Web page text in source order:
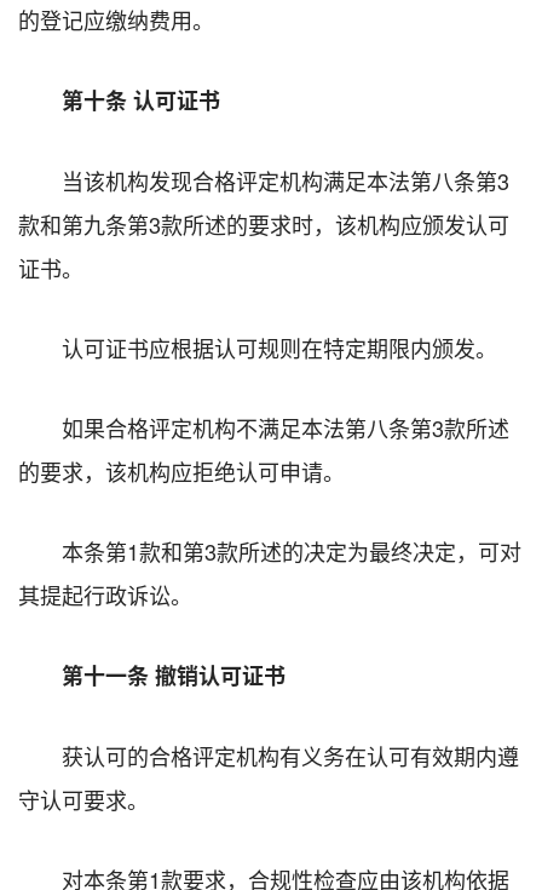
的登记应缴纳费用。
第十条 认可证书
当该机构发现合格评定机构满足本法第八条第3
款和第九条第3款所述的要求时，该机构应颁发认可
证书。
认可证书应根据认可规则在特定期限内颁发。
如果合格评定机构不满足本法第八条第3款所述
的要求，该机构应拒绝认可申请。
本条第1款和第3款所述的决定为最终决定，可对
其提起行政诉讼。
第十一条 撤销认可证书
获认可的合格评定机构有义务在认可有效期内遵
守认可要求。
对本条第1款要求，合规性检查应由该机构依据